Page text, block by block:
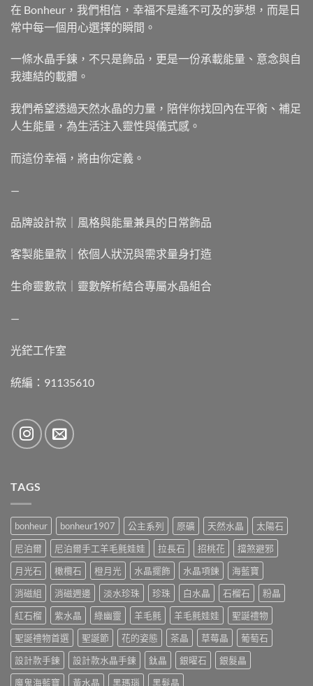
在 Bonheur，我們相信，幸福不是遙不可及的夢想，而是日
常中每一個用心選擇的瞬間。
一條水晶手鍊，不只是飾品，更是一份承載能量、意念與自
我連結的載體。
我們希望透過天然水晶的力量，陪伴你找回內在平衡、補足
人生能量，為生活注入靈性與儀式感。
而這份幸福，將由你定義。
—
品牌設計款｜風格與能量兼具的日常飾品
客製能量款｜依個人狀況與需求量身打造
生命靈數款｜靈數解析結合專屬水晶組合
—
光鋩工作室
統編：91135610
TAGS
bonheur bonheur1907 公主系列 原礦 天然水晶
太陽石
尼泊爾
尼泊爾手工羊毛氈娃娃 拉長石 招桃花
擋煞避邪
月光石
橄欖石 橙月光 水晶擺飾 水晶項鍊
海藍寶
消磁組
消磁週邊 淡水珍珠 珍珠 白水晶 石榴石
粉晶
紅石榴
紫水晶 綠幽靈 羊毛氈 羊毛氈娃娃
聖誕禮物
聖誕禮物首選
聖誕節 花的姿態 茶晶 草莓晶
葡萄石
設計款手鍊
設計款水晶手鍊 鈦晶 銀曜石
銀髮晶
魔鬼海藍寶
黃水晶 黑瑪瑙 黑髮晶